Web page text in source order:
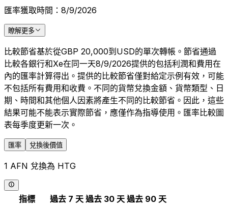
匯率獲取時間：8/9/2026
瞭解更多
比較節省基於從GBP 20,000到USD的單次轉帳。節省通過
比較各銀行和Xe在同一天8/9/2026提供的包括利潤和費用在
內的匯率計算得出。提供的比較節省僅對給定示例有效，可能
不包括所有費用和收費。不同的貨幣兌換金額、貨幣類型、日
期、時間和其他個人因素將產生不同的比較節省。因此，這些
結果可能不能表示實際節省，應僅作為指導使用。匯率比較圖
表每季度更新一次。
匯率 兌換後價值
1 AFN 兌換為 HTG
指標 過去 7 天 過去 30 天 過去 90 天